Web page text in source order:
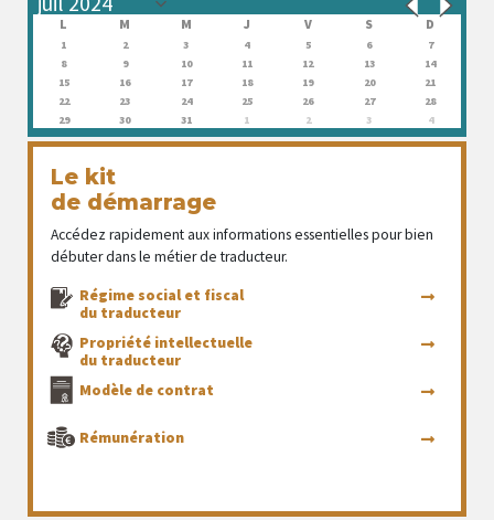
L M M J V S D
1 2 3 4 5 6
7
8
9 10 11 12 13
14
15
16 17 18 19 20
21
22
23 24 25 26 27
28
29
30 31 1 2 3 4
Le kit
de démarrage
Accédez rapidement aux informations essentielles pour bien
débuter dans le métier de traducteur.
Régime social et fiscal
du traducteur
Propriété intellectuelle
du traducteur
Modèle de contrat
Rémunération